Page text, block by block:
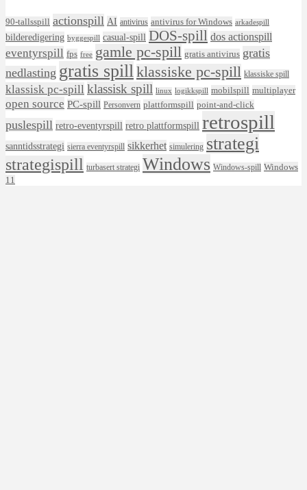
90-tallsspill actionspill AI antivirus antivirus for Windows arkadespill
bilderedigering byggespill casual-spill DOS-spill dos actionspill
eventyrspill fps free gamle pc-spill gratis antivirus gratis
nedlasting gratis spill klassiske pc-spill klassiske spill
klassisk pc-spill klassisk spill linux logikkspill mobilspill multiplayer
open source PC-spill Personvern plattformspill point-and-click
puslespill retro-eventyrspill retro plattformspill retrospill
sanntidsstrategi sierra eventyrspill sikkerhet simulering strategi
strategispill turbasert strategi Windows Windows-spill Windows
11